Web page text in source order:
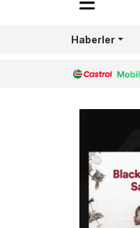
Haberler
Castrol